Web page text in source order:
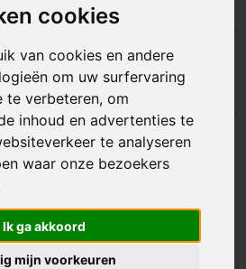
cookies
van cookies en andere
om uw surfervaring
te verbeteren, om
inhoud en advertenties te
te analyseren
waar onze bezoekers
Ik ga akkoord
mijn voorkeuren